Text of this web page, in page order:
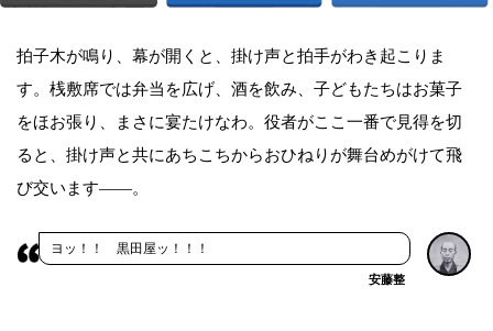
拍子木が鳴り、幕が開くと、掛け声と拍手がわき起こりま
す。桟敷席では弁当を広げ、酒を飲み、子どもたちはお菓子
をほお張り、まさに宴たけなわ。役者がここ一番で見得を切
ると、掛け声と共にあちこちからおひねりが舞台めがけて飛
び交います——。
ヨッ！！ 黒田屋ッ！！！
安藤整